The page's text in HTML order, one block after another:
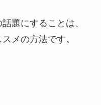
題にすることは、
メの方法です。